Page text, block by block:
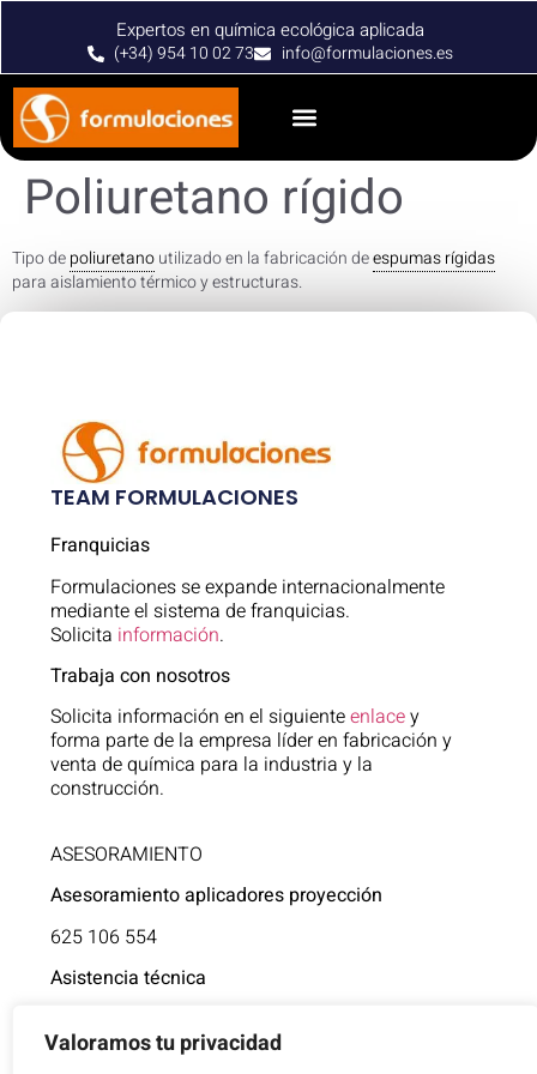
Valoramos tu privacidad
Expertos en química ecológica aplicada
(+34) 954 10 02 73 info@formulaciones.es
Poliuretano rígido
Tipo depoliuretanoutilizado en la fabricación deespumas rígidas
para aislamiento térmico y estructuras.
TEAM FORMULACIONES
Franquicias
Formulaciones se expande internacionalmente
mediante el sistema de franquicias.
Solicita información.
Trabaja con nosotros
Solicita información en el siguienteenlacey
forma parte de la empresa líder en fabricación y
venta de química para la industria y la
construcción.
ASESORAMIENTO
Asesoramiento aplicadores proyección
625 106 554
Asistencia técnica